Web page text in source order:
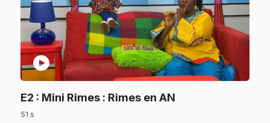
play_circle
E2 : Mini Rimes : Rimes en AN
51 s